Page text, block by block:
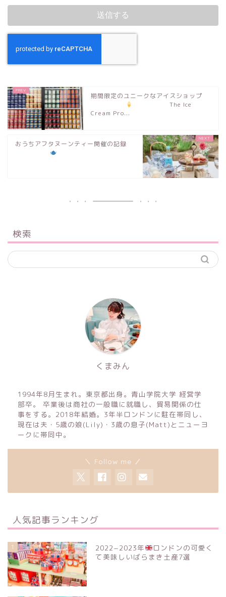
期間限定のユニークなアイスショップ
The Ice
Cream Pro...
おうちアフタヌーンティー開催の記録
検索
くまみん
1994年8月生まれ。東京都出身。青山学院大学 経営学
部卒。 卒業後は商社の一般職に就職し、貿易関係の仕
事をする。2018年結婚。3年半ロンドンに駐在帯同し、
現在は夫・5歳の娘(Lily)・3歳の息子(Matt)とニューヨ
ークに帯同中。
＼ Follow me ／
人気記事ランキング
1 2022−2023年
ロンドンの可愛く
て美味しいばらまき土産7選